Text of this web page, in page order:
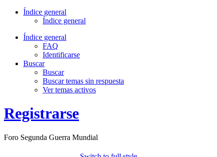
Índice general
Índice general
Índice general
FAQ
Identificarse
Buscar
Buscar
Buscar temas sin respuesta
Ver temas activos
Registrarse
Foro Segunda Guerra Mundial